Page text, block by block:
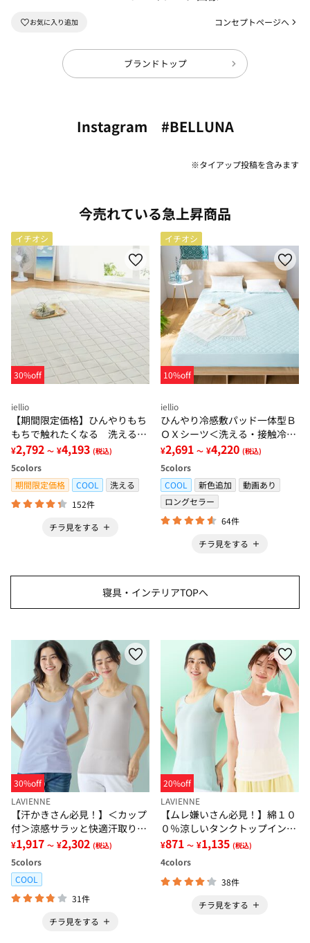
コンセプトページへ
ブランドトップ
Instagram #BELLUNA
※タイアップ投稿を含みます
今売れている急上昇商品
イチオシ
30%off
iellio
【期間限定価格】ひんやりもち
もちで触れたくなる 洗えるラ
グ＜低反発・滑りにくい・接触
冷感・防ダニ・カーペット＞
¥2,792 ～ ¥4,193 (税込)
5colors
期間限定価格
COOL
洗える
152件
チラ見をする
イチオシ
10%off
iellio
ひんやり冷感敷パッド一体型Ｂ
ＯＸシーツ＜洗える・接触冷
感・抗菌防臭・時短・家事楽・
ボックスシーツ・寝苦しさ対策
＞
¥2,691 ～ ¥4,220 (税込)
5colors
COOL
新色追加
動画あり
ロングセラー
64件
チラ見をする
寝具・インテリアTOPへ
30%off
LAVIENNE
【汗かきさん必見！】＜カップ
付＞涼感サラッと快適汗取りタ
ンクトップインナー＜さらりラ
ボ＞
¥1,917 ～ ¥2,302 (税込)
5colors
COOL
31件
チラ見をする
20%off
LAVIENNE
【ムレ嫌いさん必見！】綿１０
０％涼しいタンクトップインナ
ー＜さらりラボ＞
¥871 ～ ¥1,135 (税込)
4colors
38件
チラ見をする